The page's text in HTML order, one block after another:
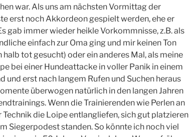
war. Als uns am nächsten Vormittag der
erst noch Akkordeon gespielt werden, ehe er
gab immer wieder heikle Vorkommnisse, z.B. als
einfach zur Oma ging und mir keinen Ton
halb tot gesucht) oder ein anderes Mal, als meine
bei einer Hundeattacke in voller Panik in einem
und erst nach langem Rufen und Suchen heraus
überwogen natürlich in den langen Jahren
Wenn die Trainierenden wie Perlen an
die Loipe entlangliefen, sich gut platzieren
Siegerpodest standen. So könnte ich noch viel